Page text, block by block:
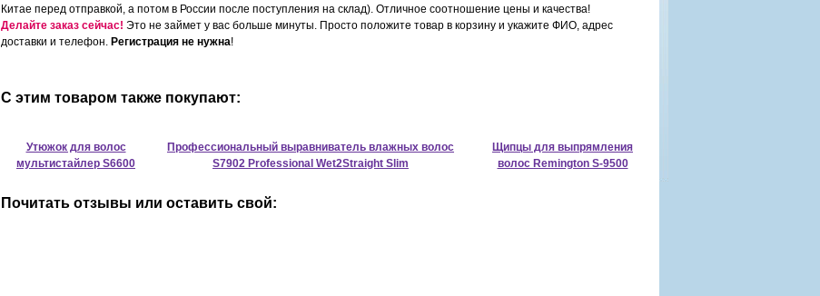
Китае перед отправкой, а потом в России после поступления на склад). Отличное соотношение цены и качества!
Делайте заказ сейчас! Это не займет у вас больше минуты. Просто положите товар в корзину и укажите ФИО, адрес
доставки и телефон. Регистрация не нужна!
С этим товаром также покупают:
Утюжок для волос
мультистайлер S6600
Профессиональный выравниватель влажных волос
S7902 Professional Wet2Straight Slim
Щипцы для выпрямления
волос Remington S-9500
Почитать отзывы или оставить свой: